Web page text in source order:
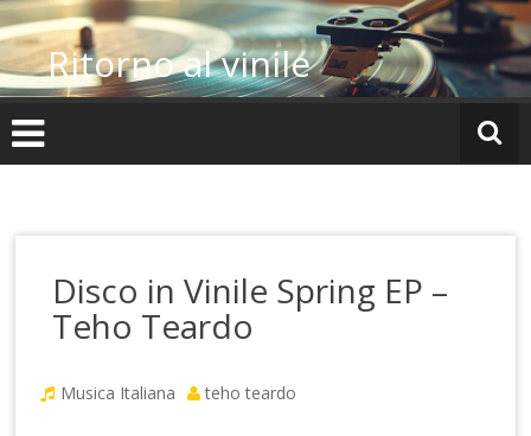
Vai
al
contenutoRitorno al vinile
Disco in Vinile Spring EP –
Teho Teardo
Musica Italiana teho teardo